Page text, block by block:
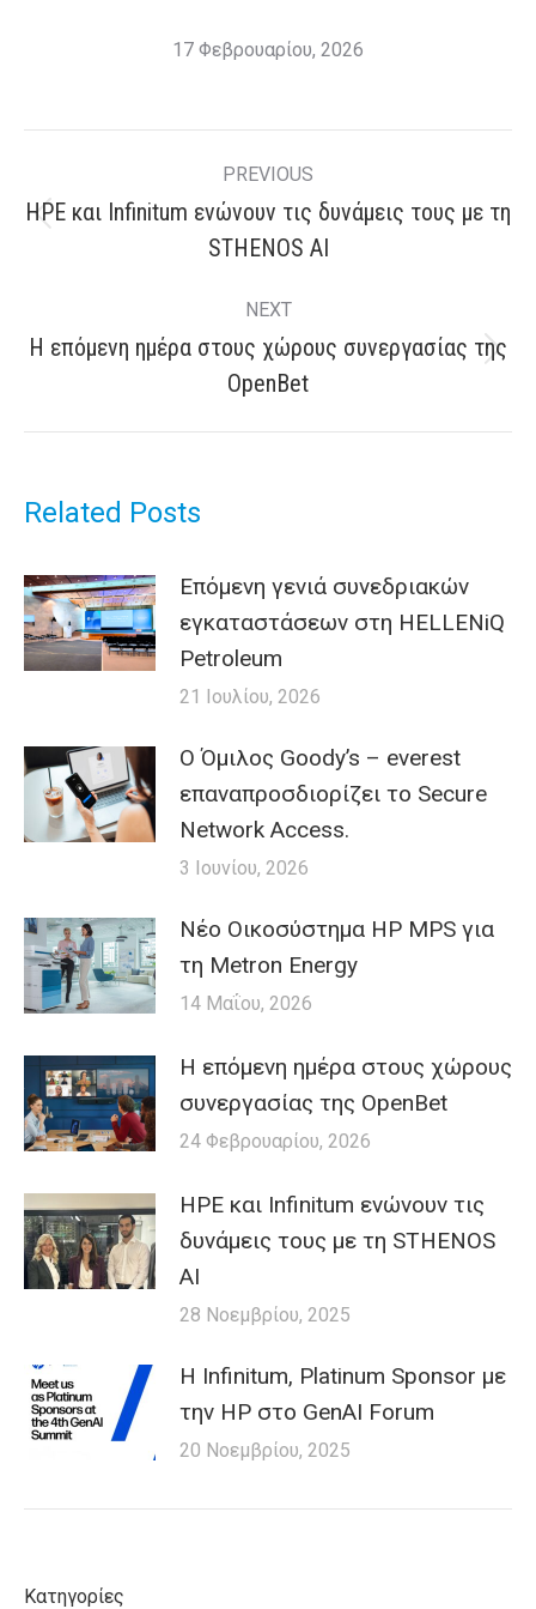
17 Φεβρουαρίου, 2026
Post
navigation
PREVIOUS
Previous
post:
HPE και Infinitum ενώνουν τις δυνάμεις τους με τη
STHENOS AI
NEXT
Next
post:
H επόμενη ημέρα στους χώρους συνεργασίας της
OpenBet
Related Posts
Επόμενη γενιά συνεδριακών
εγκαταστάσεων στη HELLENiQ
Petroleum
21 Ιουλίου, 2026
Ο Όμιλος Goody’s – everest
επαναπροσδιορίζει το Secure
Network Access.
3 Ιουνίου, 2026
Nέο Οικοσύστημα HP MPS για
τη Metron Energy
14 Μαΐου, 2026
H επόμενη ημέρα στους χώρους
συνεργασίας της OpenBet
24 Φεβρουαρίου, 2026
HPE και Infinitum ενώνουν τις
δυνάμεις τους με τη STHENOS
AI
28 Νοεμβρίου, 2025
Η Infinitum, Platinum Sponsor με
την HP στο GenAI Forum
20 Νοεμβρίου, 2025
Κατηγορίες